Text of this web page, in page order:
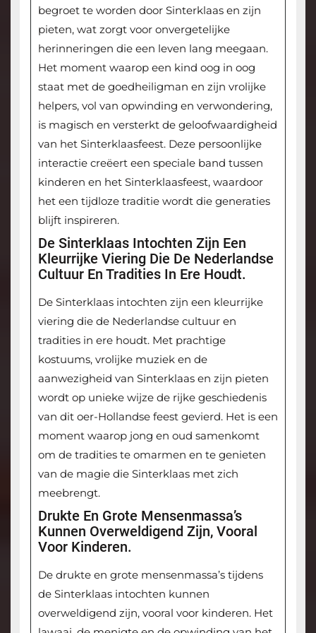
begroet te worden door Sinterklaas en zijn
pieten, wat zorgt voor onvergetelijke
herinneringen die een leven lang meegaan.
Het moment waarop een kind oog in oog
staat met de goedheiligman en zijn vrolijke
helpers, vol van opwinding en verwondering,
is magisch en versterkt de geloofwaardigheid
van het Sinterklaasfeest. Deze persoonlijke
interactie creëert een speciale band tussen
kinderen en het Sinterklaasfeest, waardoor
het een tijdloze traditie wordt die generaties
blijft inspireren.
De Sinterklaas Intochten Zijn Een
Kleurrijke Viering Die De Nederlandse
Cultuur En Tradities In Ere Houdt.
De Sinterklaas intochten zijn een kleurrijke
viering die de Nederlandse cultuur en
tradities in ere houdt. Met prachtige
kostuums, vrolijke muziek en de
aanwezigheid van Sinterklaas en zijn pieten
wordt op unieke wijze de rijke geschiedenis
van dit oer-Hollandse feest gevierd. Het is een
moment waarop jong en oud samenkomt
om de tradities te omarmen en te genieten
van de magie die Sinterklaas met zich
meebrengt.
Drukte En Grote Mensenmassa’s
Kunnen Overweldigend Zijn, Vooral
Voor Kinderen.
De drukte en grote mensenmassa’s tijdens
de Sinterklaas intochten kunnen
overweldigend zijn, vooral voor kinderen. Het